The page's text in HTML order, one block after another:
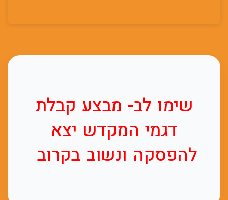
שימו לב- מבצע קבלת
דגמי המקדש יצא
להפסקה ונשוב בקרוב